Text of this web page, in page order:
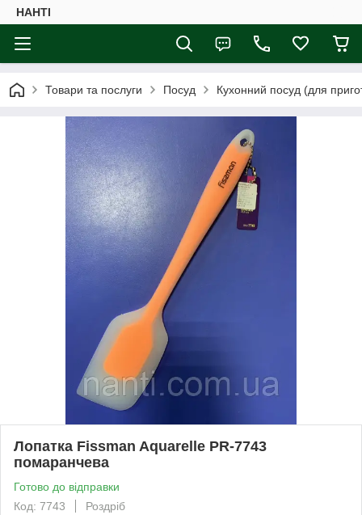
НАНTI
Товари та послуги Посуд Кухонний посуд (для
Лопатка Fissman Aquarelle PR-7743
помаранчева
Готово до відправки
Код: 7743
Роздріб